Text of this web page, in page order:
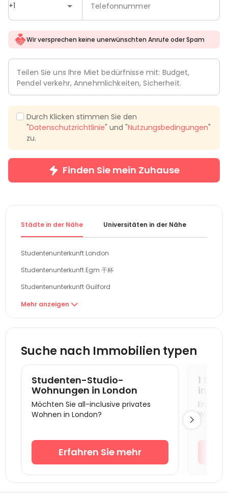
+1 Telefonnummer
Wir versprechen keine unerwünschten Anrufe oder Spam
Teilen Sie uns Ihre Miet bedürfnisse mit: Budget,
Pendel verkehr, Annehmlichkeiten, Sicherheit.
Durch Klicken stimmen Sie den
"Datenschutzrichtlinie" und "Nutzungsbedingungen"
zu.
Finden Sie mein Zuhause
Städte in der Nähe Universitäten in der Nähe
Studentenunterkunft London
Studentenunterkunft Egm 干杯
Studentenunterkunft Guilford
Studentenunterkunft Reading
Studentenunterkunft Oxford
Studentenunterkunft Colchester
Studentenunterkunft Canterbury
Studentenunterkunft Portsmouth
Studentenunterkunft Coventry
Studentenunterkunft Bournemouth
Studentenunterkunft Leicester
Mehr anzeigen 
Suche nach Immobilien typen
Studenten-Studio-
Wohnungen in London
Möchten Sie all-inclusive privates
Wohnen in London?
Erfahren Sie mehr
1
in
